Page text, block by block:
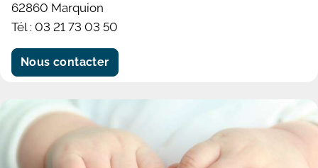
62860 Marquion
Tél : 03 21 73 03 50
Nous contacter